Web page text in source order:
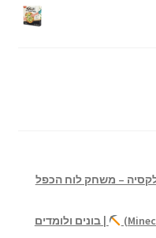
– משחק לוח הכפל
| בונים ולומדים